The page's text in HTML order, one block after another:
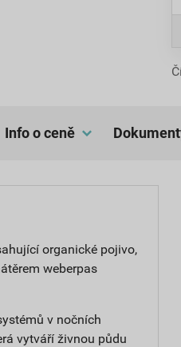
Info o ceně
organické pojivo,
weberpas
v nočních
vytváří živnou půdu